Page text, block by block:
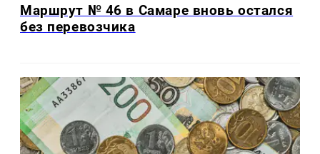
Маршрут № 46 в Самаре вновь остался
без перевозчика